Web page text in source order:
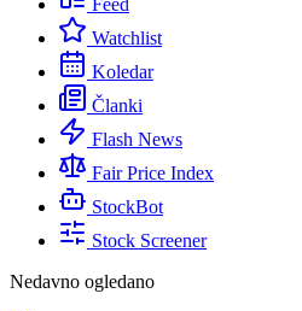
Feed
Watchlist
Koledar
Članki
Flash News
Fair Price Index
StockBot
Stock Screener
Nedavno ogledano